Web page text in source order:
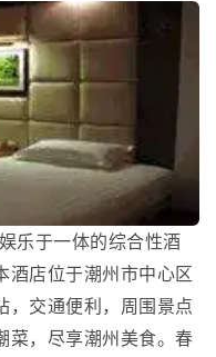
乐于一体的综合性酒
酒店位于潮州市中心区
，交通便利，周围景点
菜，尽享潮州美食。春